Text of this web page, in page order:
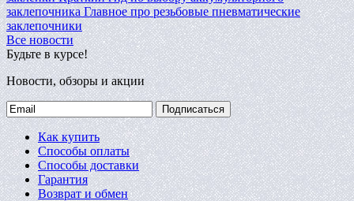
заклепочника Главное про резьбовые пневматические
заклепочники
Все новости
Будьте в курсе!
Новости, обзоры и акции
Подписаться
Как купить
Способы оплаты
Способы доставки
Гарантия
Возврат и обмен